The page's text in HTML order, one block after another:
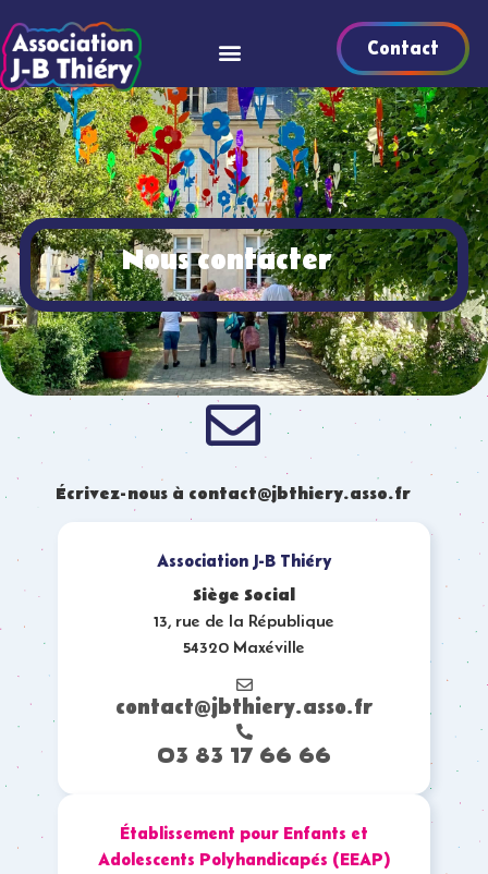
Contact
Nous contacter
Écrivez-nous à contact@jbthiery.asso.fr
Association J-B Thiéry
Siège Social
13, rue de la République
54320 Maxéville
contact@jbthiery.asso.fr
03 83 17 66 66
Établissement pour Enfants et
Adolescents Polyhandicapés (EEAP)